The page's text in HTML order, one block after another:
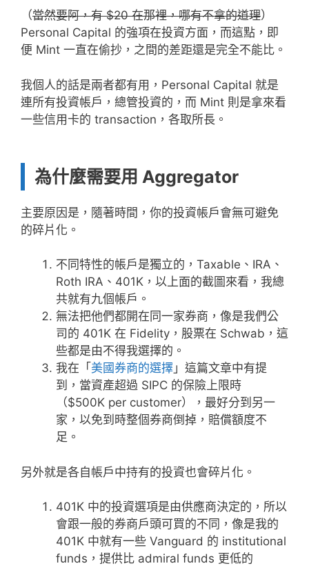
（當然要阿，有 $20 在那裡，哪有不拿的道理）
Personal Capital 的強項在投資方面，而這點，即
便 Mint 一直在偷抄，之間的差距還是完全不能比。
我個人的話是兩者都有用，Personal Capital 就是
連所有投資帳戶，總管投資的，而 Mint 則是拿來看
一些信用卡的 transaction，各取所長。
為什麼需要用 Aggregator
主要原因是，隨著時間，你的投資帳戶會無可避免
的碎片化。
不同特性的帳戶是獨立的，Taxable、IRA、
Roth IRA、401K，以上面的截圖來看，我總
共就有九個帳戶。
無法把他們都開在同一家券商，像是我們公
司的 401K 在 Fidelity，股票在 Schwab，這
些都是由不得我選擇的。
我在「 美國券商的選擇 」這篇文章中有提
到，當資產超過 SIPC 的保險上限時
（$500K per customer），最好分到另一
家，以免到時整個券商倒掉，賠償額度不
足。
另外就是各自帳戶中持有的投資也會碎片化。
401K 中的投資選項是由供應商決定的，所以
會跟一般的券商戶頭可買的不同，像是我的
401K 中就有一些 Vanguard 的 institutional
funds，提供比 admiral funds 更低的